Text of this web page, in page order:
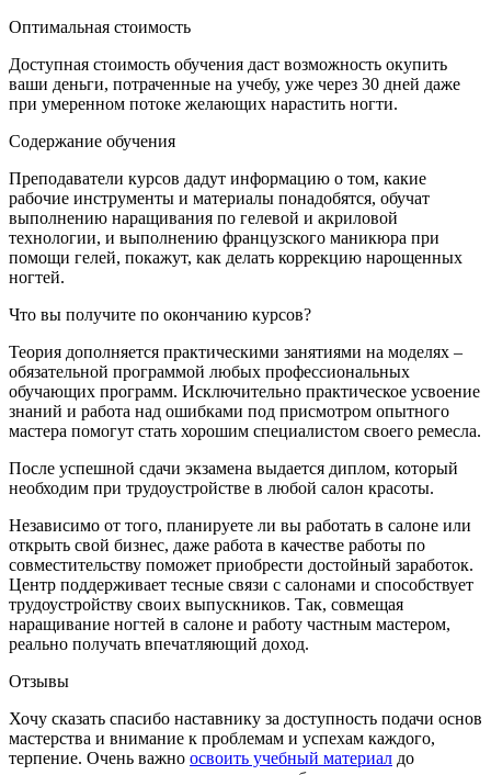
Оптимальная стоимость
Доступная стоимость обучения даст возможность окупить
ваши деньги, потраченные на учебу, уже через 30 дней даже
при умеренном потоке желающих нарастить ногти.
Содержание обучения
Преподаватели курсов дадут информацию о том, какие
рабочие инструменты и материалы понадобятся, обучат
выполнению наращивания по гелевой и акриловой
технологии, и выполнению французского маникюра при
помощи гелей, покажут, как делать коррекцию нарощенных
ногтей.
Что вы получите по окончанию курсов?
Теория дополняется практическими занятиями на моделях –
обязательной программой любых профессиональных
обучающих программ. Исключительно практическое усвоение
знаний и работа над ошибками под присмотром опытного
мастера помогут стать хорошим специалистом своего ремесла.
После успешной сдачи экзамена выдается диплом, который
необходим при трудоустройстве в любой салон красоты.
Независимо от того, планируете ли вы работать в салоне или
открыть свой бизнес, даже работа в качестве работы по
совместительству поможет приобрести достойный заработок.
Центр поддерживает тесные связи с салонами и способствует
трудоустройству своих выпускников. Так, совмещая
наращивание ногтей в салоне и работу частным мастером,
реально получать впечатляющий доход.
Отзывы
Хочу сказать спасибо наставнику за доступность подачи основ
мастерства и внимание к проблемам и успехам каждого,
терпение. Очень важно освоить учебный материал до